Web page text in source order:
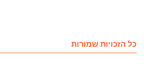
כל הזכויות שמורות